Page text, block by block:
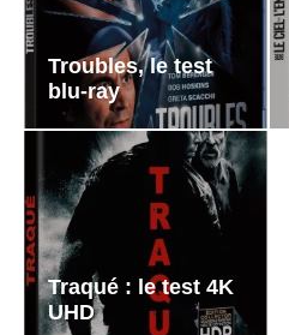
Troubles, le test
blu-ray
Traqué : le test 4K
UHD